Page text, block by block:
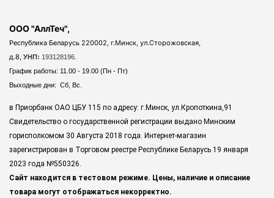
ООО "АллТеч",
Республика Беларусь 220002, г.Минск, ул.Сторожовская,
д.8, УНП: 193128196.
График работы: 11.00 - 19.00 (Пн - Пт)
Выходные дни: Сб, Вс.
в Приорбанк ОАО ЦБУ 115 по адресу: г.Минск, ул.Кропоткина,91
Свидетельство о государственной регистрации выдано Минским
горисполкомом 30 Августа 2018 года. Интернет-магазин
зарегистрирован в Торговом реестре Республике Беларусь 19 января
2023 года №550326.
Сайт находится в тестовом режиме. Цены, наличие и описание
товара могут отображаться некорректно.